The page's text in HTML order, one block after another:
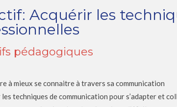
Acquérir les
pédagogiques
à mieux se connaitre à travers sa communication
techniques de communication pour s’adapter et